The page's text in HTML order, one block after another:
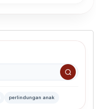
perlindungan anak